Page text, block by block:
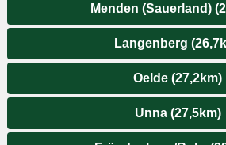
Menden (Sauerland)
Langenberg
Oelde (27,2km)
Unna (27,5km)